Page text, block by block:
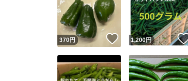
370円 いいね！
1,200円